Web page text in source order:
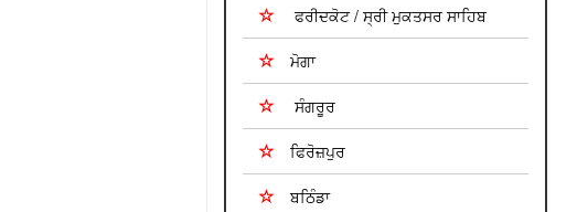
ਫਰੀਦਕੋਟ / ਸ੍ਰੀ ਮੁਕਤਸਰ ਸਾਹਿਬ
ਮੋਗਾ
ਸੰਗਰੂਰ
ਫਿਰੋਜ਼ਪੁਰ
ਬਠਿੰਡਾ